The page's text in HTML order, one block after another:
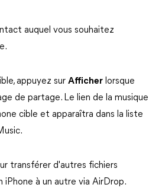
auquel vous souhaitez
appuyez sur Afficher lorsque
de partage. Le lien de la musique
cible et apparaîtra dans la liste
transférer d'autres fichiers
iPhone à un autre via AirDrop.